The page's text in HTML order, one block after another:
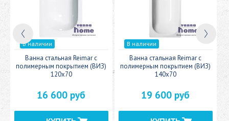
В наличии
Ванна стальная Reimar с
полимерным покрытием (ВИЗ)
120x70
16 600 руб
В наличии
Ванна стальная Reimar с
полимерным покрытием (ВИЗ)
140x70
19 600 руб